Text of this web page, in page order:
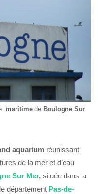
maritime de Boulogne Sur
aquarium réunissant
de la mer et d’eau
Sur Mer, située dans la
département Pas-de-